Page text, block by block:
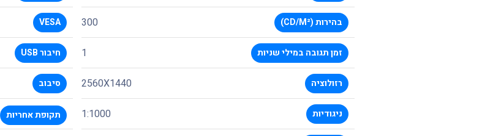
בהירות (CD/M²) 300
זמן תגובה במילי שניות 1
רזולוציה 2560X1440
ניגודיות 1:1000
VESA
חיבור USB
סיבוב
תקופת אחריות